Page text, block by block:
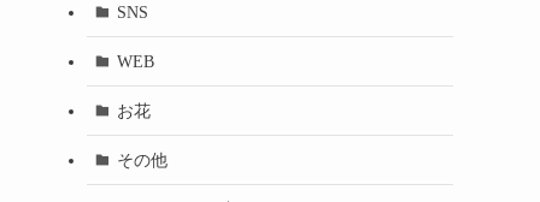
SNS
WEB
お花
その他